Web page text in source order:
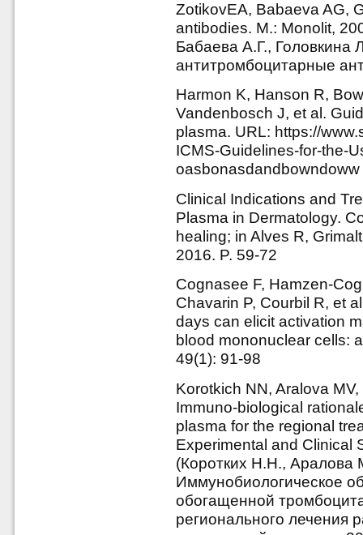
ZotikovEA, Babaeva AG,
antibodies. M.: Monolit,
Бабаева А.Г., Головкина
антитромбоцитарные
Harmon K, Hanson R,
Vandenbosch J, et al.
plasma. URL: https://
ICMS-Guidelines-for-the-
oasbonasdandbowndoww
Clinical Indications and
Plasma in Dermatology.
healing; in Alves R,
2016. P. 59-72
Cognasee F, Hamzen-
Chavarin P, Courbil R, et
days can elicit activation
blood mononuclear cells:
49(1): 91-98
Korotkich NN, Aralova
Immuno-biological
plasma for the regional
Experimental and Clinical
(Коротких Н.Н.,
Иммунобиологическое
обогащенной
регионального лечения